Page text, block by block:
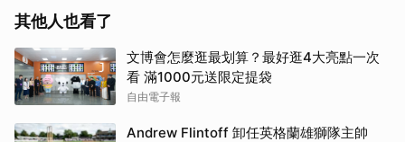
其他人也看了
文博會怎麼逛最划算？最好逛4大亮點一次
看 滿1000元送限定提袋
自由電子報
Andrew Flintoff 卸任英格蘭雄獅隊主帥